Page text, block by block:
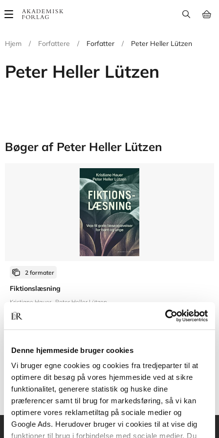
Denne hjemmeside bruger cookies
Vi bruger egne cookies og cookies fra tredjeparter til at
optimere dit besøg på vores hjemmeside ved at sikre
funktionalitet, generere statistik og huske dine
præferencer samt til brug for markedsføring, så vi kan
optimere vores reklametiltag på sociale medier og
Google Ads. Herudover bruger vi cookies til at vise dig
funktioner til brug i forbindelse med sociale medier. Du
Main
Hjem
/ Forfattere / Forfatter / Peter Heller Lützen
Peter Heller Lützen
Bøger af Peter Heller Lützen
2 formater
Fiktionslæsning
Kristiane Hauer Peter Heller Lützen
319,95 KR.